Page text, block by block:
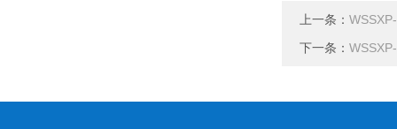
上一条：
下一条：